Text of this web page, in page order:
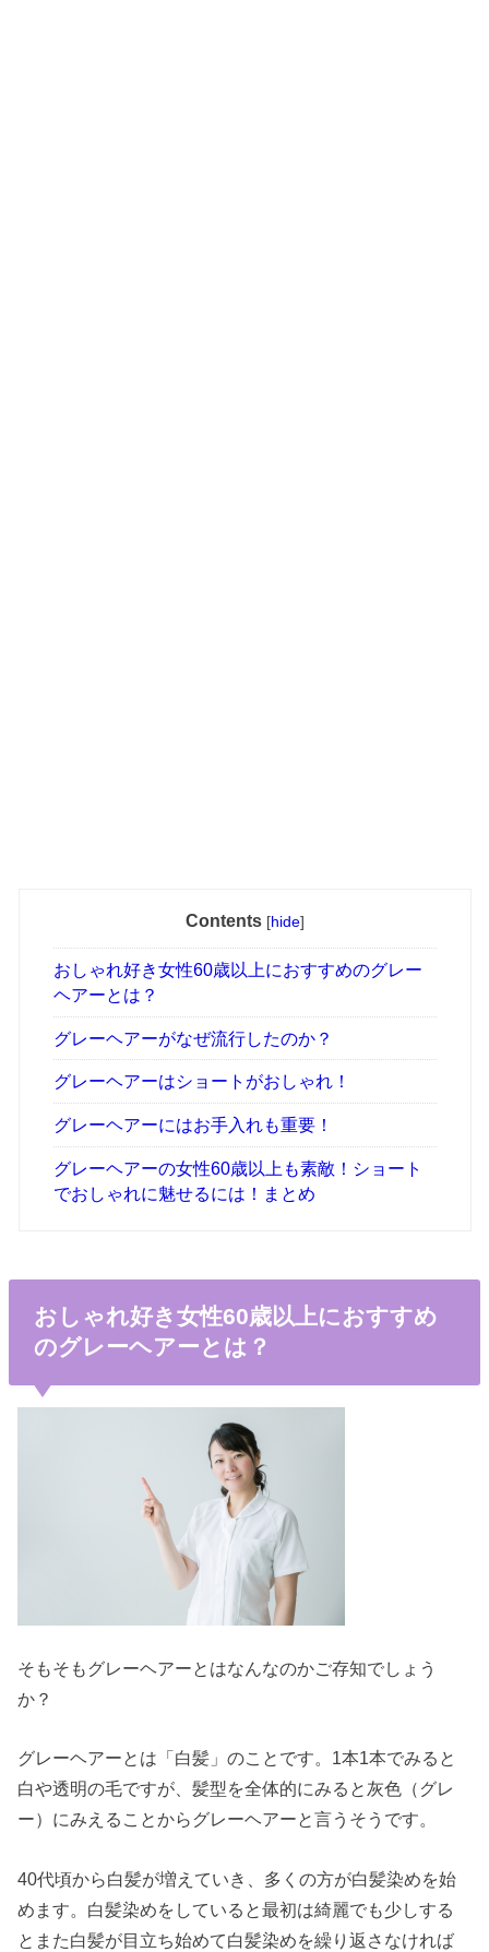
Contents [hide]
おしゃれ好き女性60歳以上におすすめのグレー
ヘアーとは？
グレーヘアーがなぜ流行したのか？
グレーヘアーはショートがおしゃれ！
グレーヘアーにはお手入れも重要！
グレーヘアーの女性60歳以上も素敵！ショート
でおしゃれに魅せるには！まとめ
おしゃれ好き女性60歳以上におすすめ
のグレーヘアーとは？
そもそもグレーヘアーとはなんなのかご存知でしょう
か？
グレーヘアーとは「白髪」のことです。1本1本でみると
白や透明の毛ですが、髪型を全体的にみると灰色（グレ
ー）にみえることからグレーヘアーと言うそうです。
40代頃から白髪が増えていき、多くの方が白髪染めを始
めます。白髪染めをしていると最初は綺麗でも少しする
とまた白髪が目立ち始めて白髪染めを繰り返さなければ